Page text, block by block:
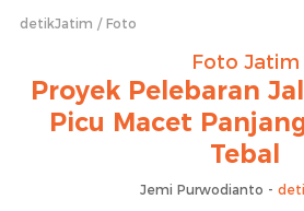
detikJatim Foto
Foto Jatim
Proyek Pelebaran
Picu Macet
Tebal
Jemi Purwodianto -